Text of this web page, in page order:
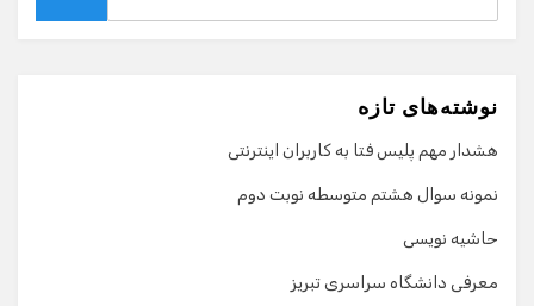
نوشته‌های تازه
هشدار مهم پلیس فتا به کاربران اینترنتی
نمونه سوال هشتم متوسطه نوبت دوم
حاشیه نویسی
معرفی دانشگاه سراسری تبریز